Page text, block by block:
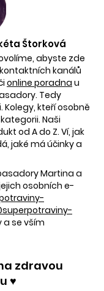
Štorková
abyste zde
kanálů
online poradna u
Tedy
kteří osobně
Naši
od A do Z. Ví, jak
jaké má účinky a
Martina a
osobních e-
a se vším
zdravou
♥️